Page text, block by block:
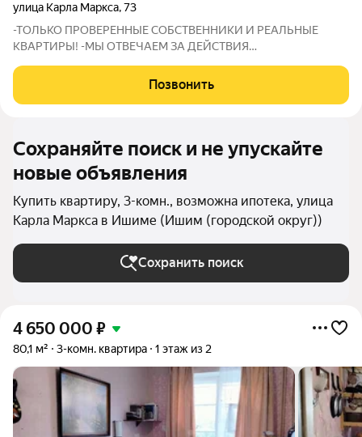
улица Карла Маркса,73
-ТОЛЬКО ПРОВЕРЕННЫЕ СОБСТВЕННИКИ И РЕАЛЬНЫЕ
КВАРТИРЫ! -МЫ ОТВЕЧАЕМ ЗА ДЕЙСТВИЯ
ОБЕСПЕЧИМ ПЕРЕСЕЛЕНИЕ И ФИНАНСОВУЮ ГАРАНТИЮ!
Вы мечтаете о квартире в новом доме с современным
Позвонить
Сохраняйте поиск и не упускайте
новые объявления
Купить квартиру, 3-комн., возможна ипотека, улица
Карла Маркса в Ишиме (Ишим (городской округ))
Сохранить поиск
4 650 000 ₽
80,1 м² 3-комн. квартира 1 этаж из 2